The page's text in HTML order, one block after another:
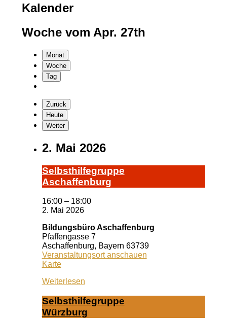
Kalender
Woche vom Apr. 27th
Monat
Woche
Tag
Zurück
Heute
Weiter
2. Mai 2026
Selbst­hil­fe­grup­pe
A­schaf­fen­burg
16:00 – 18:00
2. Mai 2026
Bildungsbüro Aschaffenburg
Pfaffengasse 7
Aschaffenburg, Bayern 63739
Veranstaltungsort anschauen
KarteBildungsbüro
Weiterlesen
Selbst­hil­fe­grup­pe
Würz­burg